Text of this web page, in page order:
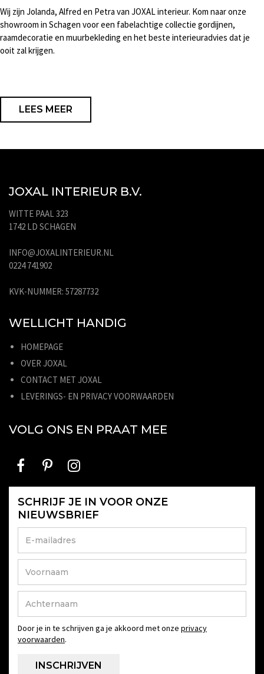
Wij zijn Jolanda, Alfred en Petra van JOXAL interieur. Kom naar onze
showroom in Schagen voor een fabelachtige collectie gordijnen,
raamdecoratie en muurbekleding en het beste interieuradvies dat je
ooit zal krijgen.
LEES MEER
JOXAL INTERIEUR B.V.
WITTE PAAL 323
1742 LD SCHAGEN
INFO@JOXALINTERIEUR.NL
0224 741902
KVK-NUMMER: 57287732
WELLICHT HANDIG
HOMEPAGE
OVER JOXAL
CONTACT MET JOXAL
LEVERINGS- EN PRIVACY VOORWAARDEN
VOLG ONS EN PRAAT MEE
SCHRIJF JE IN VOOR ONZE
NIEUWSBRIEF
Door je in te schrijven ga je akkoord met onze privacy
voorwaarden.